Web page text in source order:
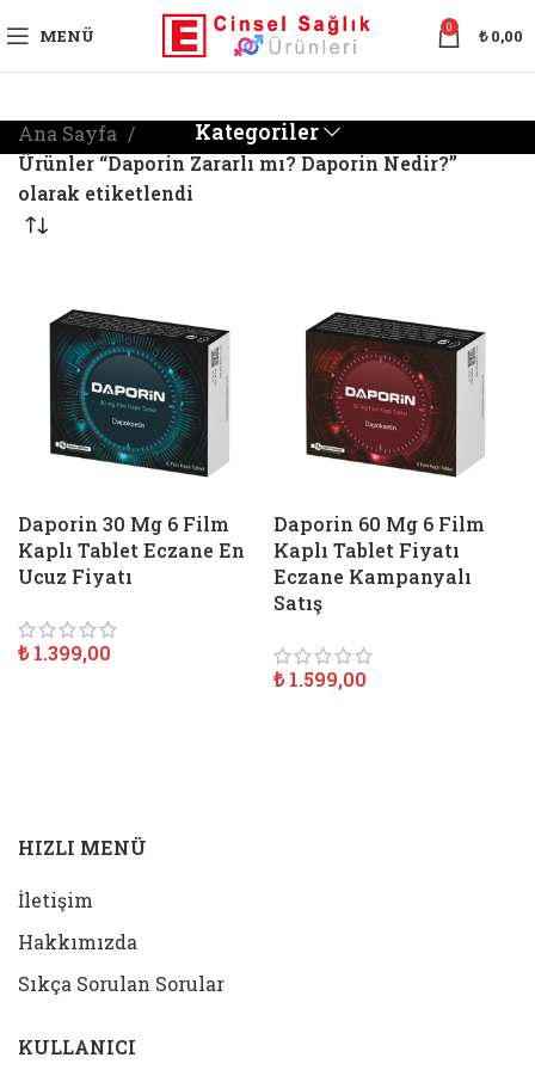
MENÜ 0 ₺0,00
Kategoriler
Ana Sayfa
Ürünler “Daporin Zararlı mı? Daporin Nedir?”
olarak etiketlendi
Daporin 30 Mg 6 Film
Kaplı Tablet Eczane En
Ucuz Fiyatı
₺1.399,00
Daporin 60 Mg 6 Film
Kaplı Tablet Fiyatı
Eczane Kampanyalı
Satış
₺1.599,00
HIZLI MENÜ
İletişim
Hakkımızda
Sıkça Sorulan Sorular
KULLANICI